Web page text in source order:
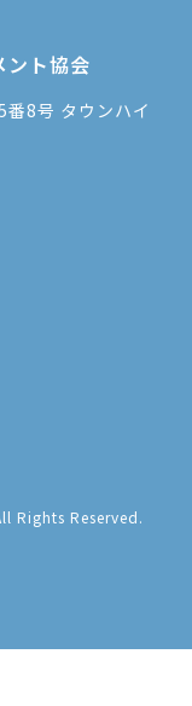
ント協会
8号 タウンハイ
Rights Reserved.